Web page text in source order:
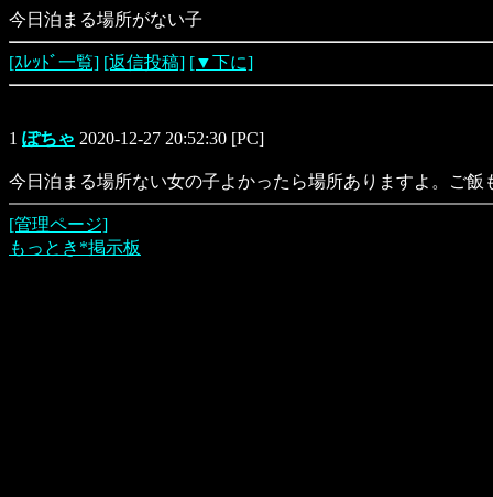
今日泊まる場所がない子
[ｽﾚｯﾄﾞ一覧] [返信投稿] [▼下に]
1 ぽちゃ 2020-12-27 20:52:30 [PC]
今日泊まる場所ない女の子よかったら場所ありますよ。ご飯
[管理ページ]
もっとき*掲示板